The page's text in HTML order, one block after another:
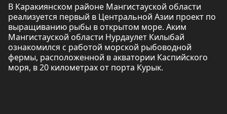
В Каракиянском районе Мангистауской области
реализуется первый в Центральной Азии проект по
выращиванию рыбы в открытом море. Аким
Мангистауской области Нурдаулет Килыбай
ознакомился с работой морской рыбоводной
фермы, расположенной в акватории Каспийского
моря, в 20 километрах от порта Курык.